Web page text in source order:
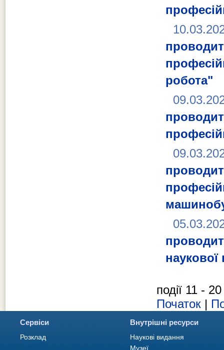
робота"
події 11 -
Початок |
Сервіси
Розклад
Внутрішні ресурси
Наукові видання
Музеї